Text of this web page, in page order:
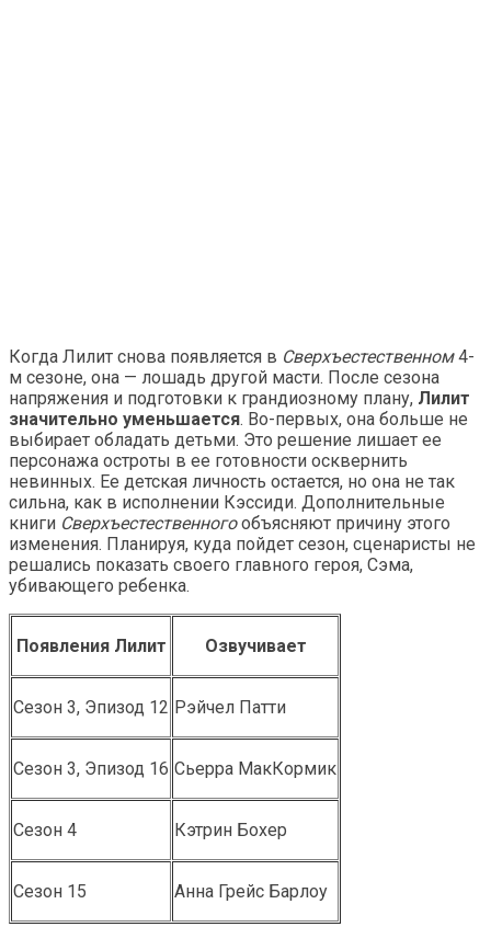
Когда Лилит снова появляется в Сверхъестественном4-
м сезоне, она — лошадь другой масти. После сезона
напряжения и подготовки к грандиозному плану, Лилит
значительно уменьшается. Во-первых, она больше не
выбирает обладать детьми. Это решение лишает ее
персонажа остроты в ее готовности осквернить
невинных. Ее детская личность остается, но она не так
сильна, как в исполнении Кэссиди. Дополнительные
книги Сверхъестественногообъясняют причину этого
изменения. Планируя, куда пойдет сезон, сценаристы не
решались показать своего главного героя, Сэма,
убивающего ребенка.
Появления Лилит Озвучивает
Сезон 3, Эпизод 12 Рэйчел Патти
Сезон 3, Эпизод 16 Сьерра МакКормик
Сезон 4 Кэтрин Бохер
Сезон 15 Анна Грейс Барлоу